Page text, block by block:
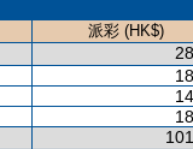
派彩 (HK$)